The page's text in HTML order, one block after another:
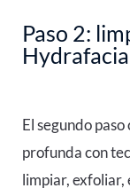
Paso 2:
El segundo
profunda con
limpiar, exfoliar,